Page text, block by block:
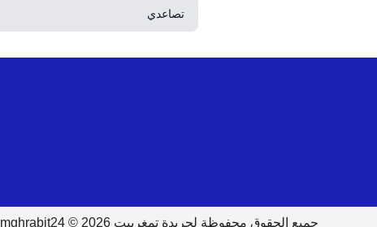
جميع الحقوق محفوظة لجريدة تمغربيت 2026 © Tamghrabit24